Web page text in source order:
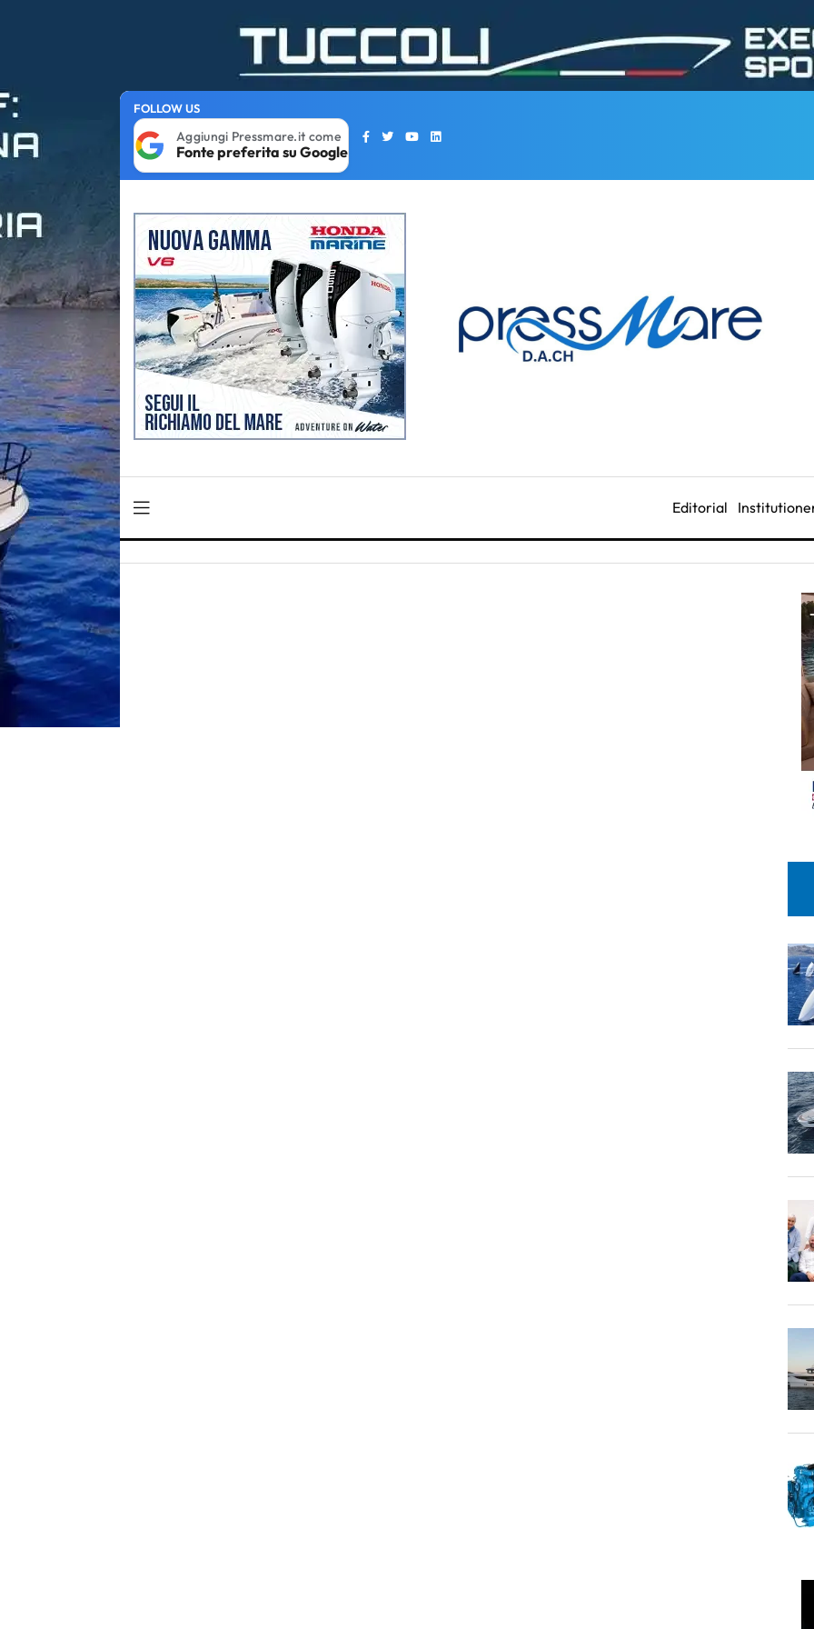
FOLLOW US
Aggiungi Pressmare.it come
Fonte preferita su Google
Editorial